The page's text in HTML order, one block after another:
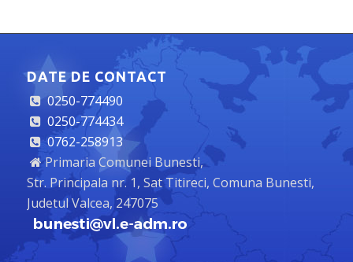
DATE DE CONTACT
0250-774490
0250-774434
0762-258913
Primaria Comunei Bunesti,
Str. Principala nr. 1, Sat Titireci, Comuna Bunesti,
Judetul Valcea, 247075